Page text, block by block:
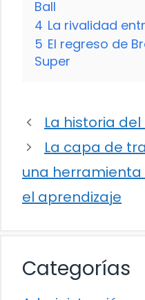
Ball
4 La rivalidad
5 El regreso de
Super
La historia
La capa de
una
el aprendizaje
Categorías